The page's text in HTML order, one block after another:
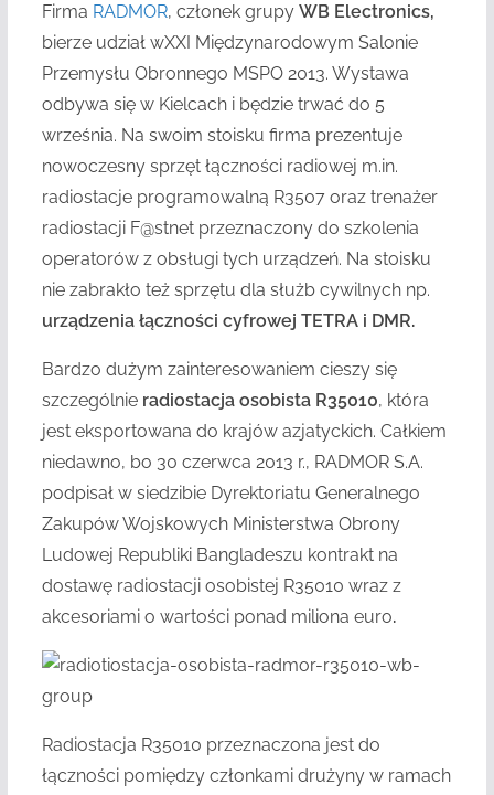
Firma RADMOR, członek grupy WB Electronics,
bierze udział wXXI Międzynarodowym Salonie
Przemysłu Obronnego MSPO 2013. Wystawa
odbywa się w Kielcach i będzie trwać do 5
września. Na swoim stoisku firma prezentuje
nowoczesny sprzęt łączności radiowej m.in.
radiostacje programowalną R3507 oraz trenażer
radiostacji F@stnet przeznaczony do szkolenia
operatorów z obsługi tych urządzeń. Na stoisku
nie zabrakło też sprzętu dla służb cywilnych np.
urządzenia łączności cyfrowej TETRA i DMR.
Bardzo dużym zainteresowaniem cieszy się
szczególnieradiostacja osobista R35010, która
jest eksportowana do krajów azjatyckich. Całkiem
niedawno, bo 30 czerwca 2013 r., RADMOR S.A.
podpisał w siedzibie Dyrektoriatu Generalnego
Zakupów Wojskowych Ministerstwa Obrony
Ludowej Republiki Bangladeszu kontrakt na
dostawę radiostacji osobistej R35010 wraz z
akcesoriami o wartości ponad miliona euro.
Radiostacja R35010 przeznaczona jest do
łączności pomiędzy członkami drużyny w ramach